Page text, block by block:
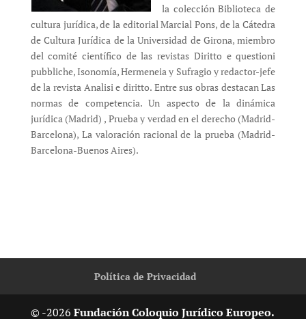
la colección Biblioteca de
cultura jurídica, de la editorial Marcial Pons, de la Cátedra
de Cultura Jurídica de la Universidad de Girona, miembro
del comité científico de las revistas Diritto e questioni
pubbliche, Isonomía, Hermeneia y Sufragio y redactor-jefe
de la revista Analisi e diritto. Entre sus obras destacan Las
normas de competencia. Un aspecto de la dinámica
jurídica (Madrid) , Prueba y verdad en el derecho (Madrid-
Barcelona), La valoración racional de la prueba (Madrid-
Barcelona-Buenos Aires).
Política de Privacidad
© -2026Fundación Coloquio Jurídico Europeo.